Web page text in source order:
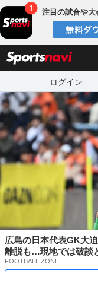
注目の試合や
ログイン
広島の日本代表GK大
離脱も…現地では破談
FOOTBALL ZONE